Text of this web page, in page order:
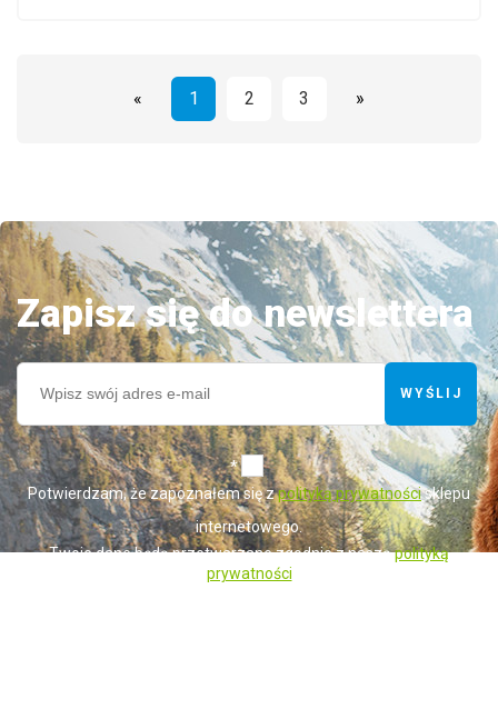
« 1 2 3 »
Zapisz się do newslettera
WYŚLIJ
*
Potwierdzam, że zapoznałem się zpolityką prywatnościsklepu
internetowego.
Twoje dane będą przetwarzane zgodnie z nasząpolityką
prywatności